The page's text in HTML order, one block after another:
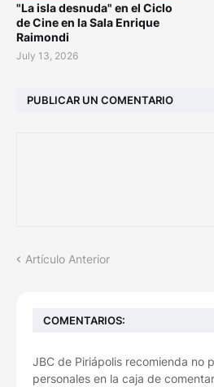
"La isla desnuda" en el Ciclo
de Cine en la Sala Enrique
Raimondi
July 13, 2026
PUBLICAR UN COMENTARIO
Artículo Anterior
COMENTARIOS:
JBC de Piriápolis recomienda no
personales en la caja de